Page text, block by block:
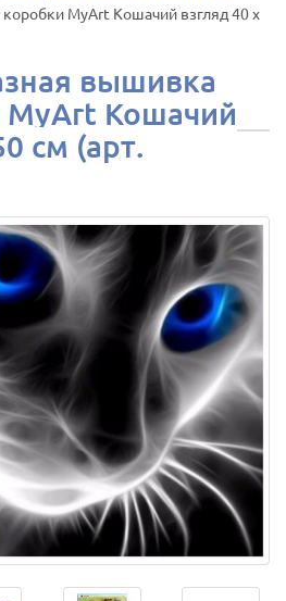
MyArt Кошачий взгляд 40 х
вышивка
MyArt Кошачий
см (арт.